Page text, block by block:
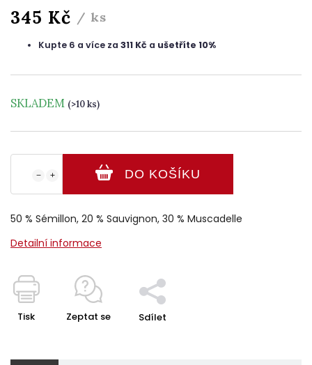
345 Kč / ks
Kupte 6 a více za 311 Kč a ušetříte 10%
SKLADEM (>10 ks)
+
− DO KOŠÍKU
50 % Sémillon, 20 % Sauvignon, 30 % Muscadelle
Detailní informace
Tisk Zeptat se Sdílet